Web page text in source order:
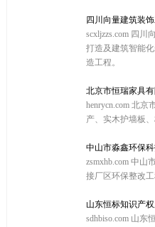
四川向量建筑装
scxljzzs.com 四
打造及建筑智能
造工程。
北京市恒瑞家具有
henrycn.com 北
产、实木护墙板
中山市淼鑫环保
zsmxhb.com 中
接厂区环保整改
山东恒标知识产
sdhbiso.com 山